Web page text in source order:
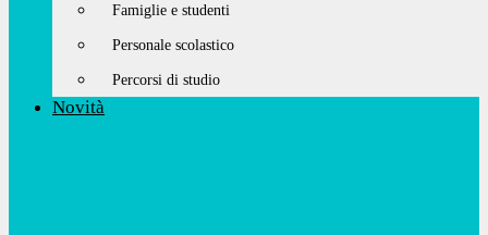
Famiglie e studenti
Personale scolastico
Percorsi di studio
Novità